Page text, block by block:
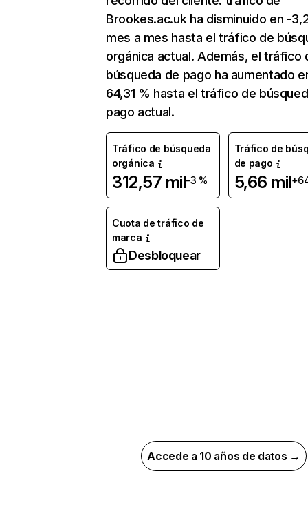
Brookes.ac.uk ha disminuido en -
mes a mes hasta el tráfico de
orgánica actual. Además, el tráfico
búsqueda de pago ha aumentado
64,31 % hasta el tráfico de
pago actual.
Tráfico de búsqueda
orgánica
312,57 mil-3 %
Tráfico de
de pago
5,66 mil
Cuota de tráfico de
marca
Desbloquear
Accede a 10 años de datos →